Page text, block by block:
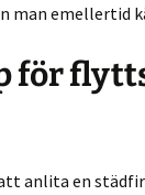
man emellertid
för
anlita en